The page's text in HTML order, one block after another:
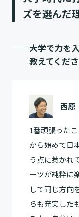
ズを選んだ
大学で力を
教えてくださ
西原
1番頑張った
から始めて日
う点に惹かれ
ーツが純粋に
して同じ方向
らも充実した